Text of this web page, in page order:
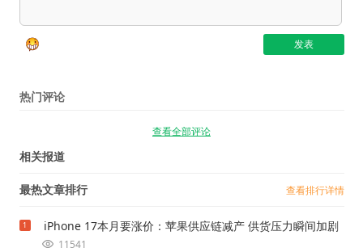
热门评论
查看全部评论
相关报道
最热文章排行 查看排行详情
1 iPhone 17本月要涨价：苹果供应链减产 供货压力瞬间加剧
11541